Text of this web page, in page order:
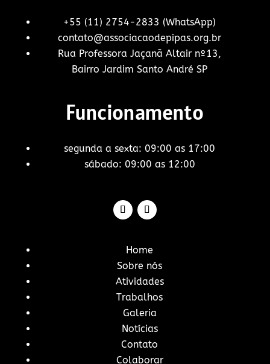
+55 (11) 2754-2833 (WhatsApp)
contato@associacaodepipas.org.br
Rua Professora Jaçanã Altair nº13,
Bairro Jardim Santo André SP
Funcionamento
segunda a sexta: 09:00 as 17:00
sábado: 09:00 as 12:00
Home
Sobre nós
Atividades
Trabalhos
Galeria
Notícias
Contato
Colaborar